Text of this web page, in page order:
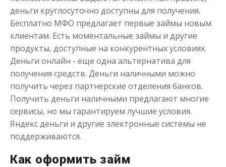
деньги круглосуточно доступны для получения.
Бесплатно МФО предлагает первые займы новым
клиентам. Есть моментальные займы и другие
продукты, доступные на конкурентных условиях.
Деньги онлайн - еще одна альтернатива для
получения средств. Деньги наличными можно
получить через партнерские отделения банков.
Получить деньги наличными предлагают многие
сервисы, но мы гарантируем лучшие условия.
Яндекс деньги и другие электронные системы не
поддерживаются.
Как оформить займ